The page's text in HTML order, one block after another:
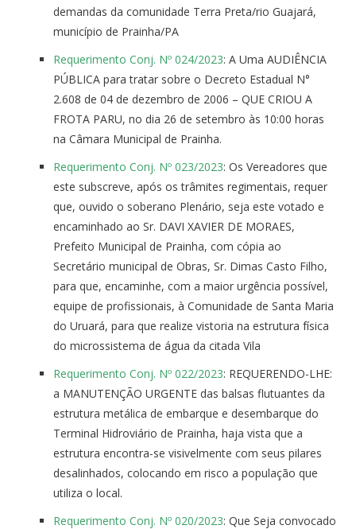
demandas da comunidade Terra Preta/rio Guajará,
município de Prainha/PA
Requerimento Conj. Nº 024/2023: A Uma AUDIÊNCIA
PÚBLICA para tratar sobre o Decreto Estadual N°
2.608 de 04 de dezembro de 2006 – QUE CRIOU A
FROTA PARU, no dia 26 de setembro às 10:00 horas
na Câmara Municipal de Prainha.
Requerimento Conj. Nº 023/2023: Os Vereadores que
este subscreve, após os trâmites regimentais, requer
que, ouvido o soberano Plenário, seja este votado e
encaminhado ao Sr. DAVI XAVIER DE MORAES,
Prefeito Municipal de Prainha, com cópia ao
Secretário municipal de Obras, Sr. Dimas Casto Filho,
para que, encaminhe, com a maior urgência possível,
equipe de profissionais, à Comunidade de Santa Maria
do Uruará, para que realize vistoria na estrutura física
do microssistema de água da citada Vila
Requerimento Conj. Nº 022/2023: REQUERENDO-LHE:
a MANUTENÇÃO URGENTE das balsas flutuantes da
estrutura metálica de embarque e desembarque do
Terminal Hidroviário de Prainha, haja vista que a
estrutura encontra-se visivelmente com seus pilares
desalinhados, colocando em risco a população que
utiliza o local.
Requerimento Conj. Nº 020/2023: Que Seja convocado